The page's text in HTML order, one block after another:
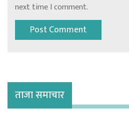
next time I comment.
ताजा समाचार